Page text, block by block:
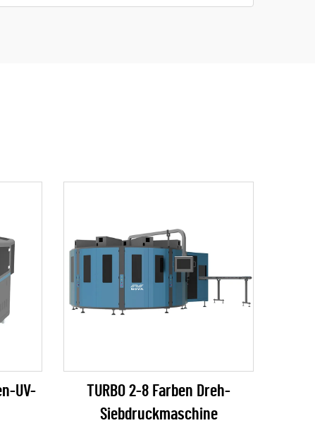
UV-
TURBO 2-8 Farben Dreh-
Siebdruckmaschine